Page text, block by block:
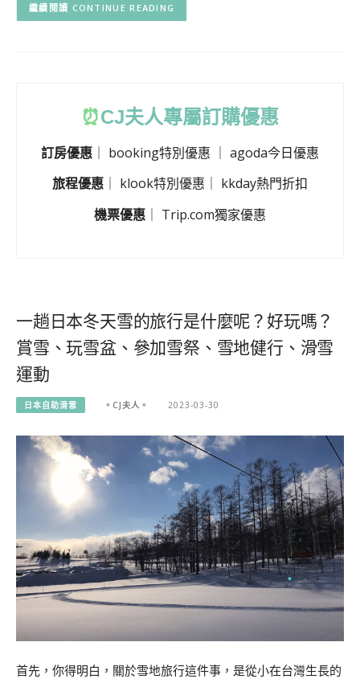
CONTINUE READING
⏰CJ夫人專屬訂購優惠
訂房優惠 ｜ booking特別優惠 ｜ agoda今日優惠
旅程優惠
klook特別優惠
kkday熱門折扣
機票優惠
Trip.com獨家優惠
一趟日本冬天雪的旅行是什麼呢？好玩嗎？
賞雪、玩雪盆、參加雪祭、雪地健行、滑雪
運動
日本自助滑雪 。CJ夫人。 2023-03-30
首先，你得明白，關於雪地旅行這件事，是從小在台灣生長的